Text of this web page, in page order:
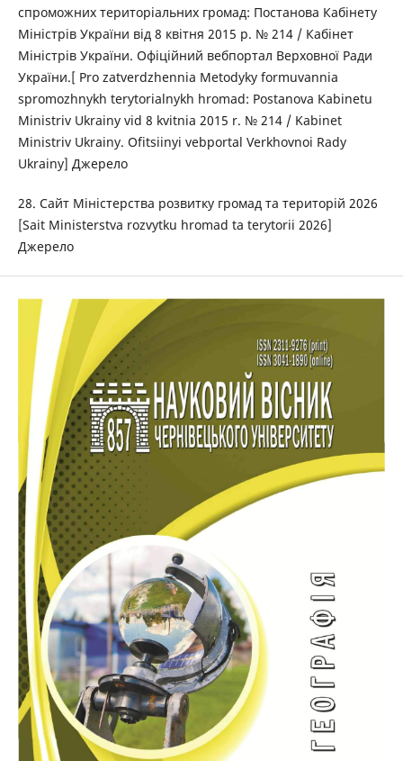
спроможних територіальних громад: Постанова Кабінету
Міністрів України від 8 квітня 2015 р. № 214 / Кабінет
Міністрів України. Офіційний вебпортал Верховної Ради
України.[ Pro zatverdzhennia Metodyky formuvannia
spromozhnykh terytorialnykh hromad: Postanova Kabinetu
Ministriv Ukrainy vid 8 kvitnia 2015 r. № 214 / Kabinet
Ministriv Ukrainy. Ofitsiinyi vebportal Verkhovnoi Rady
Ukrainy] Джерело
28. Сайт Міністерства розвитку громад та територій 2026
[Sait Ministerstva rozvytku hromad ta terytorii 2026]
Джерело